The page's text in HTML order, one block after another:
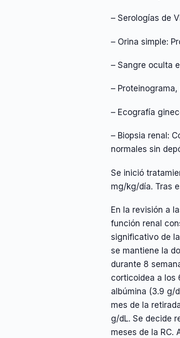
– Serologías de
– Orina simple:
– Sangre oculta
–
– Ecografía
– Biopsia renal:
normales sin
Se inició
mg/kg/día. Tras
En la revisión a
función renal
significativo de
se mantiene la
durante 8
corticoidea a los
albúmina (3.9 g/
mes de la
g/dL. Se decide
meses de la RC.